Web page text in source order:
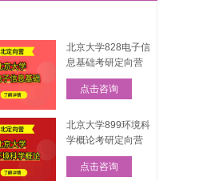
北京大学828电子信
息基础考研定向营
点击咨询
北京大学899环境科
学概论考研定向营
点击咨询